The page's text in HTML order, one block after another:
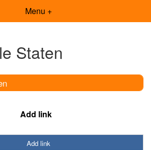
Menu +
Staten
Add link
Add link